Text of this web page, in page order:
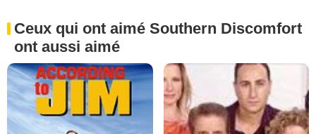
Ceux qui ont aimé Southern Discomfort
ont aussi aimé